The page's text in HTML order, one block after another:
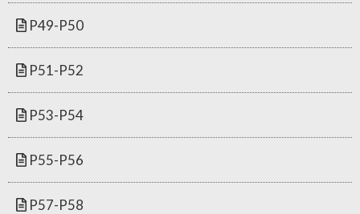
P49-P50
P51-P52
P53-P54
P55-P56
P57-P58